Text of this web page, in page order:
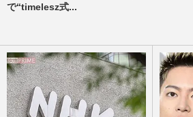
で“timelesz式...